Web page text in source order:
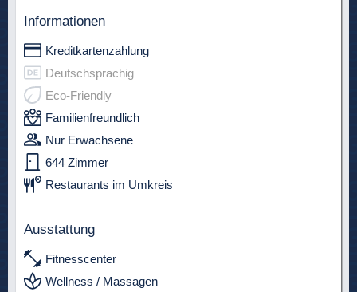
Informationen
Kreditkartenzahlung
Deutschsprachig
Eco-Friendly
Familienfreundlich
Nur Erwachsene
644 Zimmer
Restaurants im Umkreis
Ausstattung
Fitnesscenter
Wellness / Massagen